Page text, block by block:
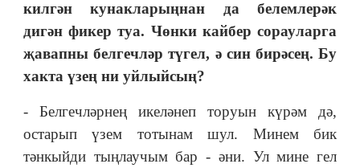
килгән кунакларыңнан да белемлерәк
дигән фикер туа. Чөнки кайбер сорауларга
җавапны белгечләр түгел, ә син бирәсең. Бу
хакта үзең ни уйлыйсың?
- Белгечләрнең икеләнеп торуын күрәм дә,
остарып үзем тотынам шул. Минем бик
тәнкыйди тыңлаучым бар - әни. Ул мине гел